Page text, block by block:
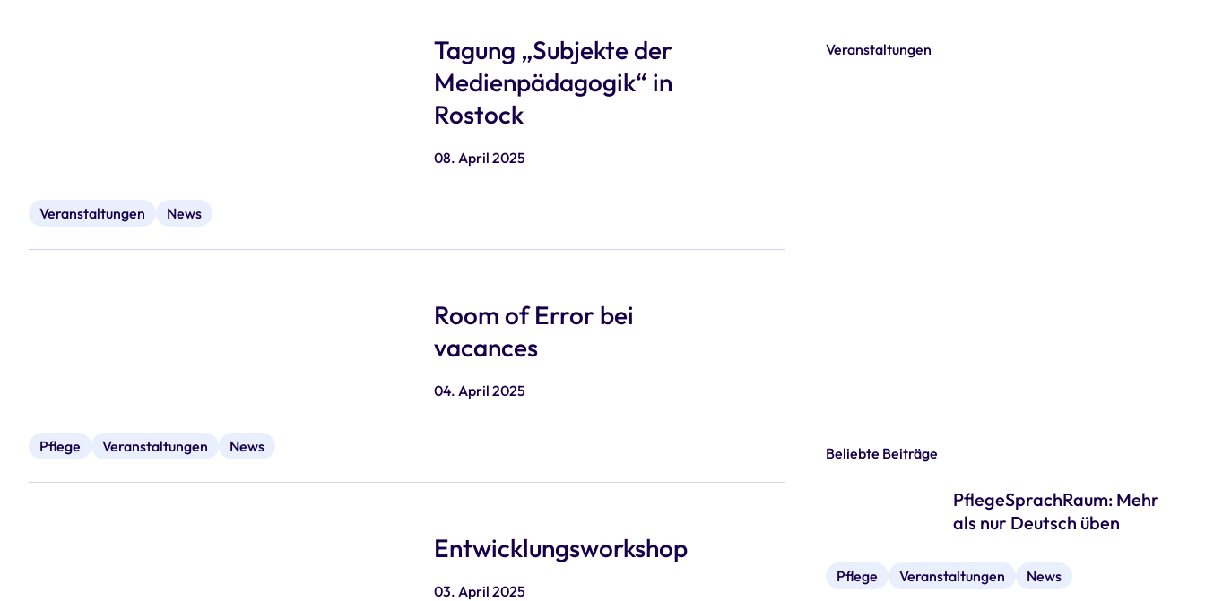
Tagung „Subjekte der
Medienpädagogik“ in
Rostock
08. April 2025
Veranstaltungen News
Room of Error bei
vacances
04. April 2025
Pflege Veranstaltungen News
Entwicklungsworkshop
03. April 2025
Veranstaltungen
Beliebte Beiträge
PflegeSprachRaum: Mehr
als nur Deutsch üben
Pflege Veranstaltungen News